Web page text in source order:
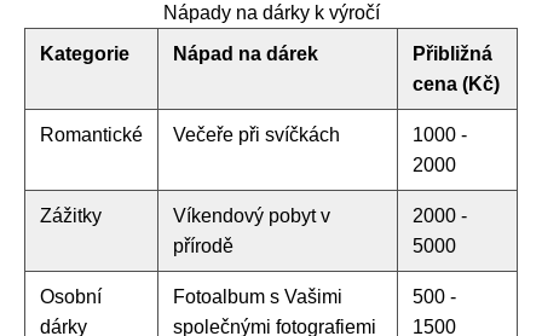
Nápady na dárky k výročí
Kategorie
Nápad na dárek
Přibližná
cena (Kč)
Romantické Večeře při svíčkách
1000 -
2000
Zážitky
Víkendový pobyt v
přírodě
2000 -
5000
Osobní
dárky
Fotoalbum s Vašimi
společnými fotografiemi
500 -
1500